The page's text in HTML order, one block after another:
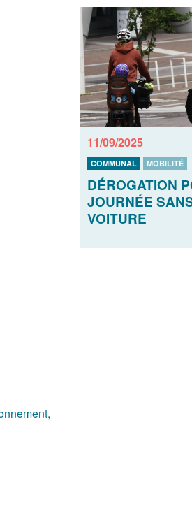
11/09/2025
COMMUNAL MOBILITÉ
DÉROGATION
JOURNÉE
VOITURE